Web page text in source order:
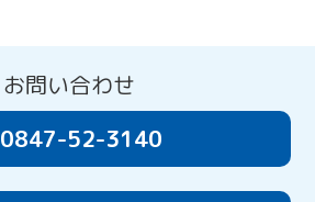
お問い合わせ
0847-52-3140